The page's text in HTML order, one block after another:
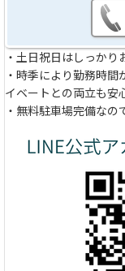
・土日祝日はしっかり
・時季により勤務時
イベートとの両立も安
・無料駐車場完備なの